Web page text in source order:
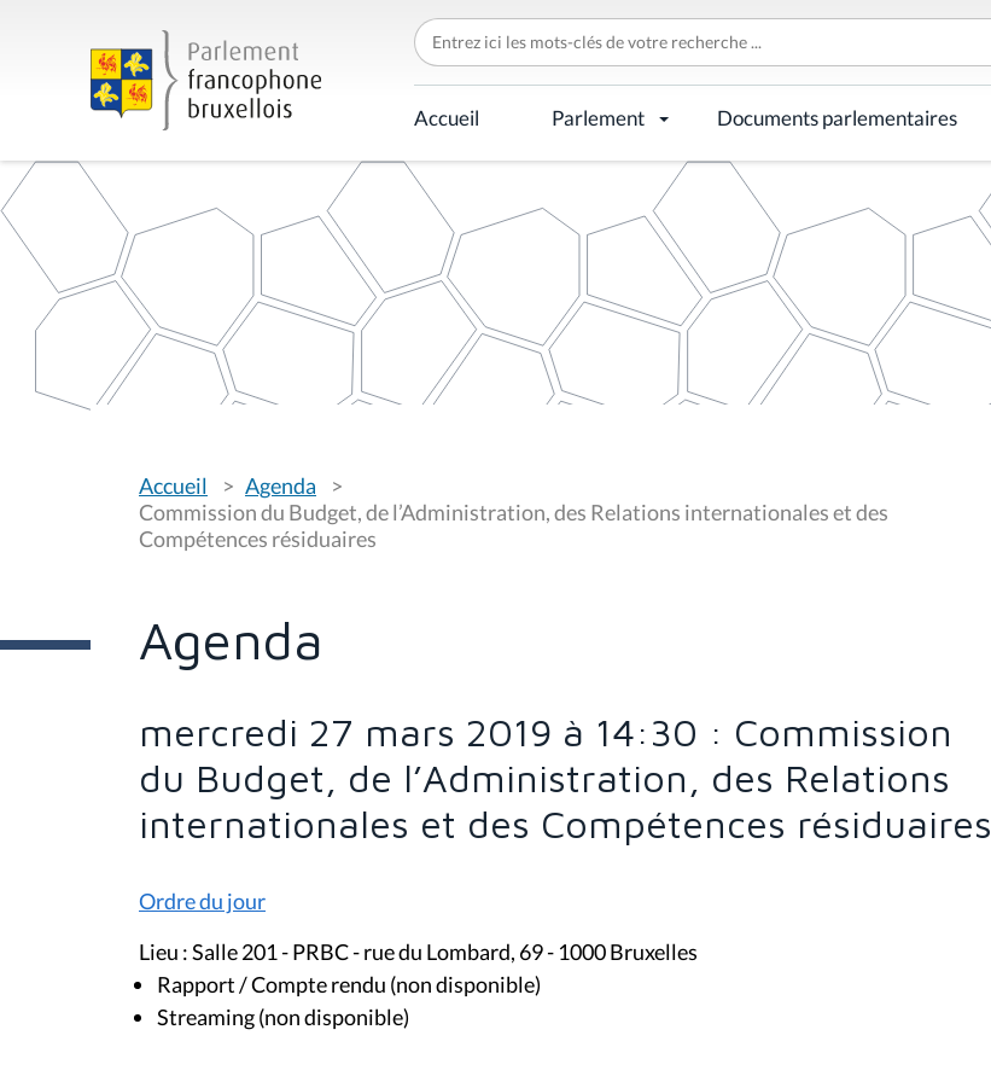
C
h
e
r
c
h
r
p
Accueil Parlement Documents parlementaires
o
u
s
ê
c
i
Accueil
Agenda
Commission du Budget, de l’Administration, des Relations internationales et des
Compétences résiduaires
Agenda
mercredi 27 mars 2019 à 14:30 : Commission
du Budget, de l’Administration, des Relations
internationales et des Compétences résiduaires
Ordre du jour
Lieu : Salle 201 - PRBC - rue du Lombard, 69 - 1000 Bruxelles
Rapport / Compte rendu (non disponible)
Streaming (non disponible)